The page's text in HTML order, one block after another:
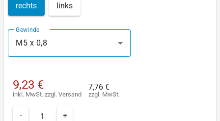
rechts links
Gewinde
M5 x 0,8
9,23 €
inkl. MwSt. zzgl. Versand
7,76 €
zzgl. MwSt.
- +